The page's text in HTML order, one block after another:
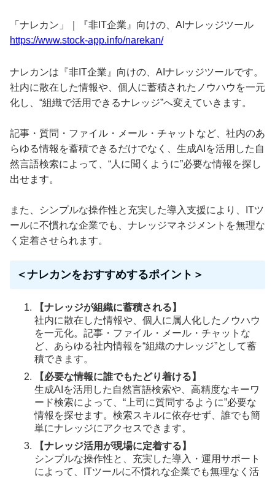
「ナレカン」｜『非IT企業』向けの、AIナレッジツール
https://www.stock-app.info/narekan/
ナレカンは『非IT企業』向けの、AIナレッジツールです。
社内に散在した情報や、個人に蓄積されたノウハウを一元
化し、“組織で活用できるナレッジ”へ変えていきます。
記事・質問・ファイル・メール・チャットなど、社内のあ
らゆる情報を蓄積できるだけでなく、生成AIを活用した自
然言語検索によって、“人に聞くように”必要な情報を探し
出せます。
また、シンプルな操作性と充実した導入支援により、ITツ
ールに不慣れな企業でも、ナレッジマネジメントを無理な
く定着させられます。
＜ナレカンをおすすめするポイント＞
【ナレッジが組織に蓄積される】
社内に散在した情報や、個人に属人化したノウハウ
を一元化。記事・ファイル・メール・チャットな
ど、あらゆる社内情報を“組織のナレッジ”として蓄
積できます。
【必要な情報に誰でもたどり着ける】
生成AIを活用した自然言語検索や、高精度なキーワ
ード検索によって、“上司に質問するように”必要な
情報を探せます。検索スキルに依存せず、誰でも簡
単にナレッジにアクセスできます。
【ナレッジ活用が現場に定着する】
シンプルな操作性と、充実した導入・運用サポート
によって、ITツールに不慣れな企業でも無理なく活